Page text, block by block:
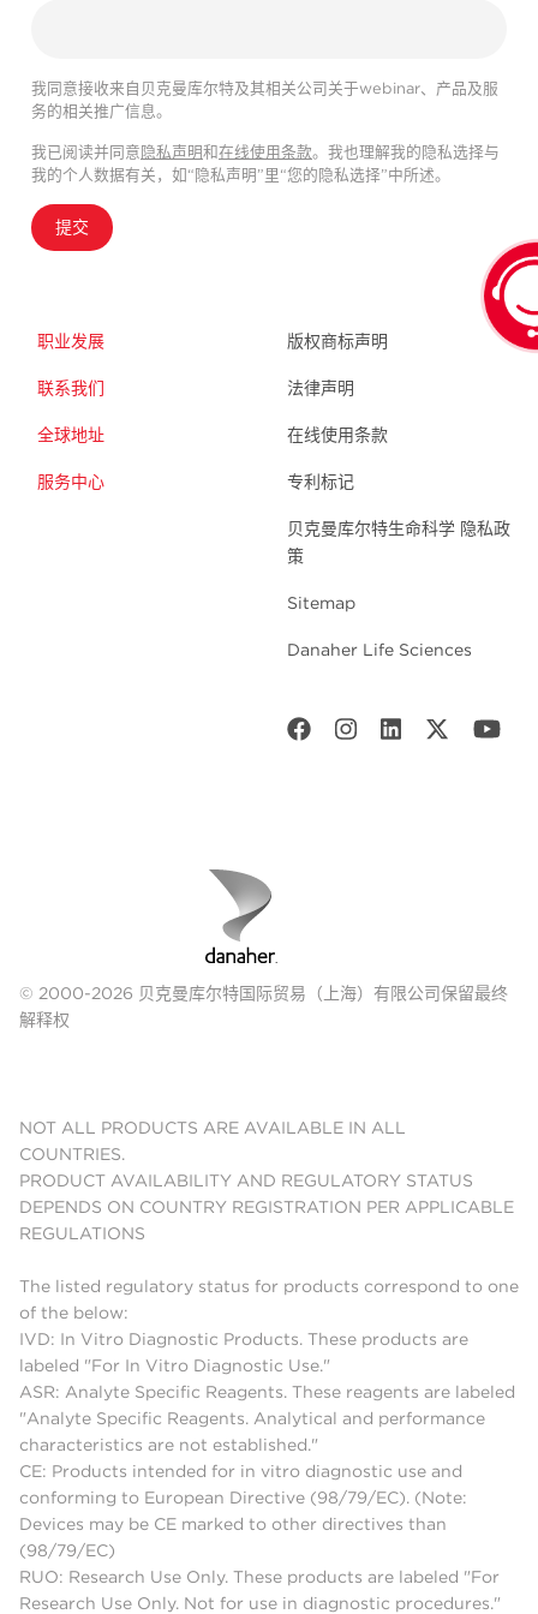
我同意接收来自贝克曼库尔特及其相关公司关于webinar、产品及服
务的相关推广信息。
我已阅读并同意 隐私声明和在线使用条款。我也理解我的隐私选择与
我的个人数据有关，如“隐私声明”里“您的隐私选择”中所述。
提交
职业发展
联系我们
全球地址
服务中心
版权商标声明
法律声明
在线使用条款
专利标记
贝克曼库尔特生命科学 隐私政
策
Sitemap
Danaher Life Sciences
© 2000-2026 贝克曼库尔特国际贸易（上海）有限公司保留最终
解释权
NOT ALL PRODUCTS ARE AVAILABLE IN ALL
COUNTRIES.
PRODUCT AVAILABILITY AND REGULATORY STATUS
DEPENDS ON COUNTRY REGISTRATION PER APPLICABLE
REGULATIONS
The listed regulatory status for products correspond to one
of the below:
IVD: In Vitro Diagnostic Products. These products are
labeled "For In Vitro Diagnostic Use."
ASR: Analyte Specific Reagents. These reagents are labeled
"Analyte Specific Reagents. Analytical and performance
characteristics are not established."
CE: Products intended for in vitro diagnostic use and
conforming to European Directive (98/79/EC). (Note:
Devices may be CE marked to other directives than
(98/79/EC)
RUO: Research Use Only. These products are labeled "For
Research Use Only. Not for use in diagnostic procedures."